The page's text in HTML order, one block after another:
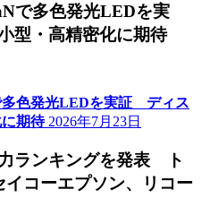
で多色発光LEDを実
型・高精密化に期待
多色発光LEDを実証 ディス
期待 2026年7月23日
ランキングを発表 ト
イコーエプソン、リコー